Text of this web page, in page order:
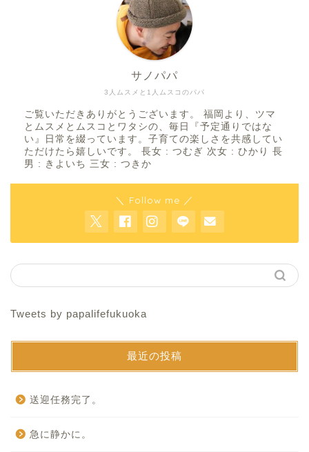
3人ムスメと1人ムスコのパパ
サノパパ
ご覧いただきありがとうございます。 福岡より、ツマ
とムスメとムスコとワタシの、毎日『予定通りではな
い』日常を綴っています。子育ての楽しさを共感してい
ただけたら嬉しいです。 長女 : つむぎ 次女 : ひかり 長
男 : きよいち 三女 : つきか
＼ Follow me ／
Tweets by papalifefukuoka
最近の投稿
送迎任務完了。
急に静かに。